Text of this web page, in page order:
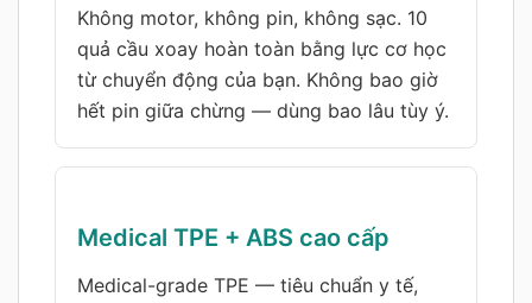
Không motor, không pin, không sạc. 10
quả cầu xoay hoàn toàn bằng lực cơ học
từ chuyển động của bạn. Không bao giờ
hết pin giữa chừng — dùng bao lâu tùy ý.
Medical TPE + ABS cao cấp
Medical-grade TPE — tiêu chuẩn y tế,